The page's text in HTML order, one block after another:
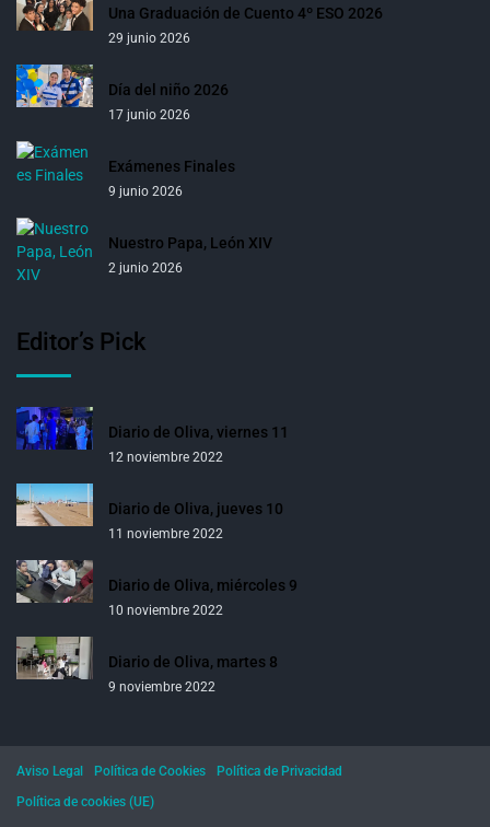
Una Graduación de Cuento 4º ESO 2026
29 junio 2026
Día del niño 2026
17 junio 2026
Exámenes Finales
9 junio 2026
Nuestro Papa, León XIV
2 junio 2026
Editor’s Pick
Diario de Oliva, viernes 11
12 noviembre 2022
Diario de Oliva, jueves 10
11 noviembre 2022
Diario de Oliva, miércoles 9
10 noviembre 2022
Diario de Oliva, martes 8
9 noviembre 2022
Aviso Legal Política de Cookies
Política de Privacidad
Política de cookies (UE)